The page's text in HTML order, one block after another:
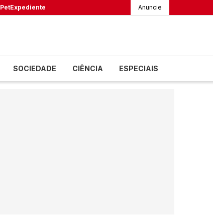
PetExpediente Anuncie
SOCIEDADE CIÊNCIA ESPECIAIS